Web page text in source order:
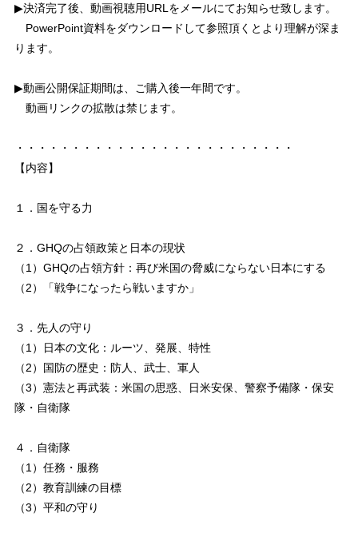
▶決済完了後、動画視聴用URLをメールにてお知らせ致します。
PowerPoint資料をダウンロードして参照頂くとより理解が深ま
ります。
▶動画公開保証期間は、ご購入後一年間です。
動画リンクの拡散は禁じます。
・・・・・・・・・・・・・・・・・・・・・・・・・
【内容】
１．国を守る力
２．GHQの占領政策と日本の現状
（1）GHQの占領方針：再び米国の脅威にならない日本にする
（2）「戦争になったら戦いますか」
３．先人の守り
（1）日本の文化：ルーツ、発展、特性
（2）国防の歴史：防人、武士、軍人
（3）憲法と再武装：米国の思惑、日米安保、警察予備隊・保安
隊・自衛隊
４．自衛隊
（1）任務・服務
（2）教育訓練の目標
（3）平和の守り